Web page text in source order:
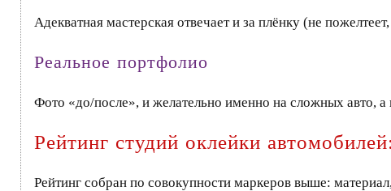
Адекватная мастерская отвечает и за плёнку (не
Реальное портфолио
Фото «до/после», и желательно именно на сложных авто,
Рейтинг студий оклейки
Рейтинг собран по совокупности маркеров выше: